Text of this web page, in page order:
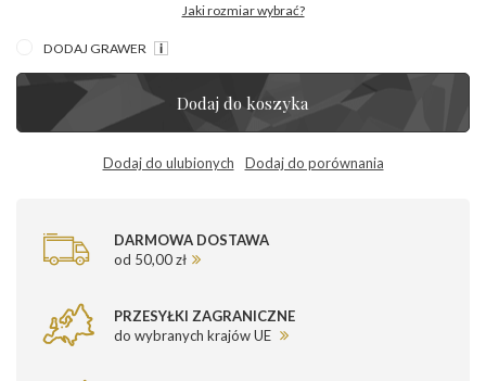
Jaki rozmiar wybrać?
DODAJ GRAWER
Dodaj do koszyka
Dodaj do ulubionych Dodaj do porównania
DARMOWA DOSTAWA
od 50,00 zł
PRZESYŁKI ZAGRANICZNE
do wybranych krajów UE